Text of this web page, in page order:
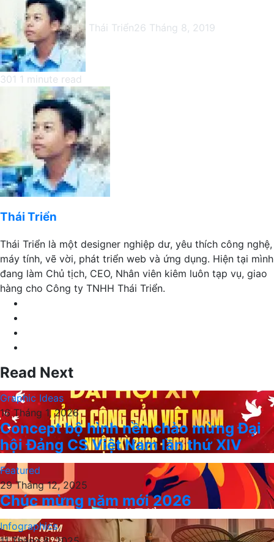
Thái Triển26 Tháng 8, 2019
301 1 minute read
Facebook
LinkedIn
Pinterest
Messenger
Messenger
WhatsApp
Telegram
Facebook
LinkedIn
Pinterest
Messenger
Messenger
WhatsApp
Telegram
Thái Triển
Thái Triển là một designer nghiệp dư, yêu thích công nghệ,
máy tính, vẽ vời, phát triển web và ứng dụng. Hiện tại mình
đang làm Chủ tịch, CEO, Nhân viên kiêm luôn tạp vụ, giao
hàng cho Công ty TNHH Thái Triển.
Read Next
Graphic Ideas
16 Tháng 1, 2026
Concept bộ hình nền chào mừng Đại
hội Đảng CS Việt Nam lần thứ XIV
Featured
29 Tháng 12, 2025
Chúc mừng năm mới 2026
Infographics